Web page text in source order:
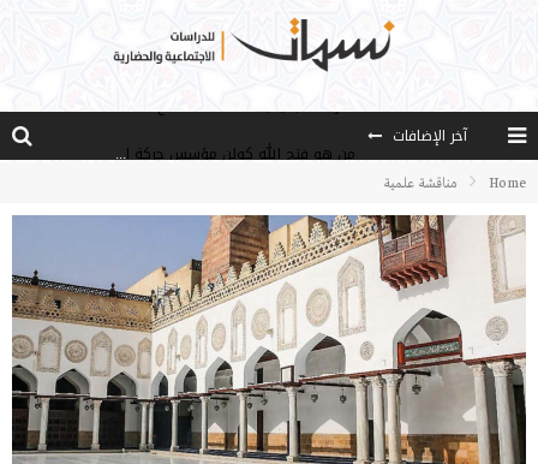
آخر الإضافات
الأستاذ عالما عارفا حكيما
مصادر العلم وسببه
النـزعة التجديدية عند الأستاذ فتح الله كولن
Home مناقشة علمية